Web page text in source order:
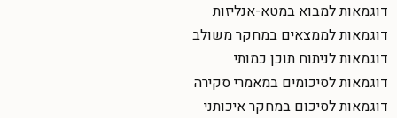
דוגמאות למבוא במטא-אנליזות
דוגמאות לממצאים במחקר משולב
דוגמאות לניתוח תוכן כמותי
דוגמאות לסיכומים במאמרי סקירה
דוגמאות לסיכום במחקר איכותני